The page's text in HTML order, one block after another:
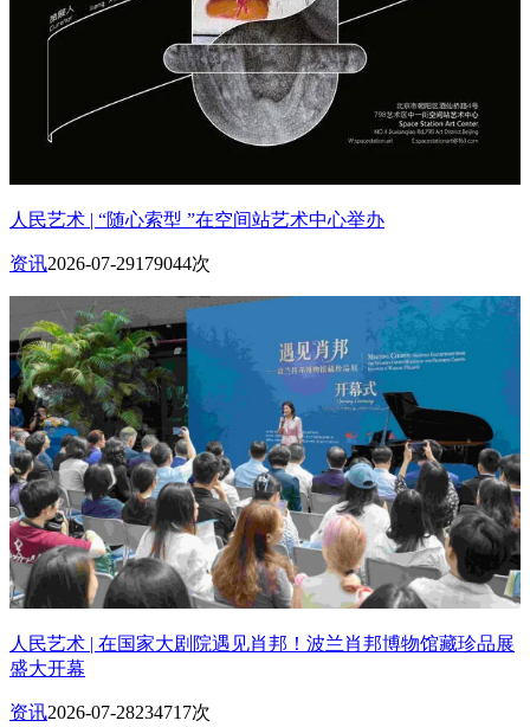
人民艺术 | “随心索型 ”在空间站艺术中心举办
资讯2026-07-29179044次
人民艺术 | 在国家大剧院遇见肖邦！波兰肖邦博物馆藏珍品展
盛大开幕
资讯2026-07-28234717次